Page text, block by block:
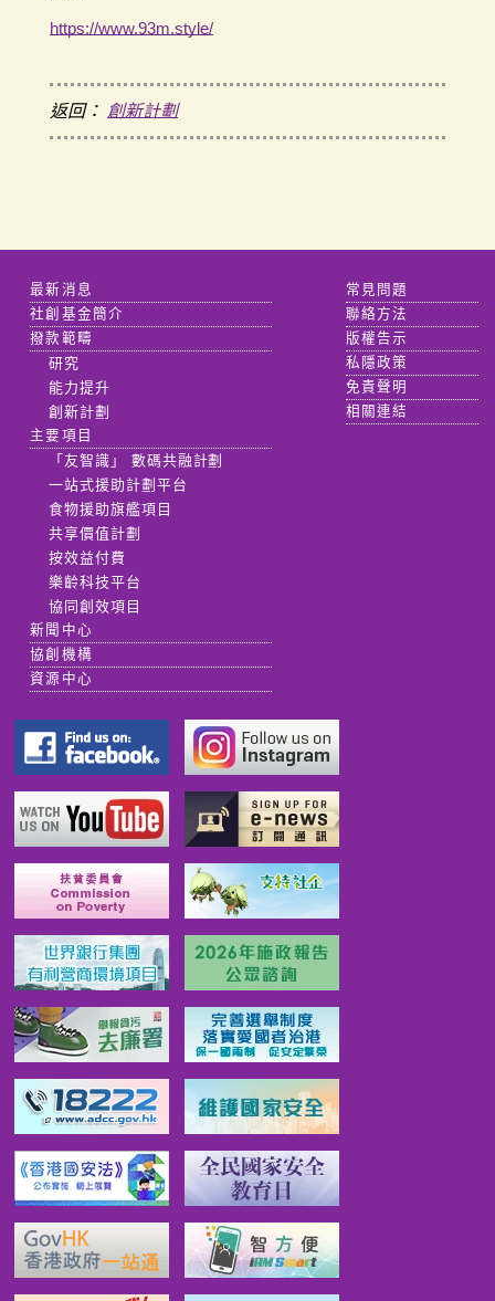
https://www.93m.style/
返回： 創新計劃
最新消息
社創基金簡介
撥款範疇
研究
能力提升
創新計劃
主要項目
「友智識」 數碼共融計劃
一站式援助計劃平台
食物援助旗艦項目
共享價值計劃
按效益付費
樂齡科技平台
協同創效項目
新聞中心
協創機構
資源中心
常見問題
聯絡方法
版權告示
私隱政策
免責聲明
相關連結